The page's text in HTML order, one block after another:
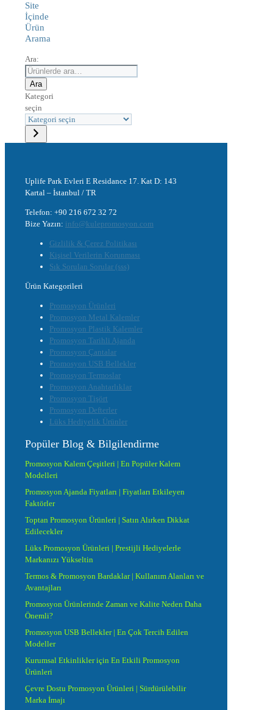
Site
İçinde
Ürün
Arama
Ara:
Ara
Kategori
seçin
Uplife Park Evleri E Residance 17. Kat D: 143
Kartal – İstanbul / TR
Telefon: +90 216 672 32 72
Bize Yazın: info@kulepromosyon.com
Gizlilik & Çerez Politikası
Kişisel Verilerin Korunması
Sık Sorulan Sorular (sss)
Ürün Kategorileri
Promosyon Ürünleri
Promosyon Metal Kalemler
Promosyon Plastik Kalemler
Promosyon Tarihli Ajanda
Promosyon Çantalar
Promosyon USB Bellekler
Promosyon Termoslar
Promosyon Anahtarlıklar
Promosyon Tişört
Promosyon Defterler
Lüks Hediyelik Ürünler
Popüler Blog & Bilgilendirme
Promosyon Kalem Çeşitleri | En Popüler Kalem
Modelleri
Promosyon Ajanda Fiyatları | Fiyatları Etkileyen
Faktörler
Toptan Promosyon Ürünleri | Satın Alırken Dikkat
Edilecekler
Lüks Promosyon Ürünleri | Prestijli Hediyelerle
Markanızı Yükseltin
Termos & Promosyon Bardaklar | Kullanım Alanları ve
Avantajları
Promosyon Ürünlerinde Zaman ve Kalite Neden Daha
Önemli?
Promosyon USB Bellekler | En Çok Tercih Edilen
Modeller
Kurumsal Etkinlikler için En Etkili Promosyon
Ürünleri
Çevre Dostu Promosyon Ürünleri | Sürdürülebilir
Marka İmajı